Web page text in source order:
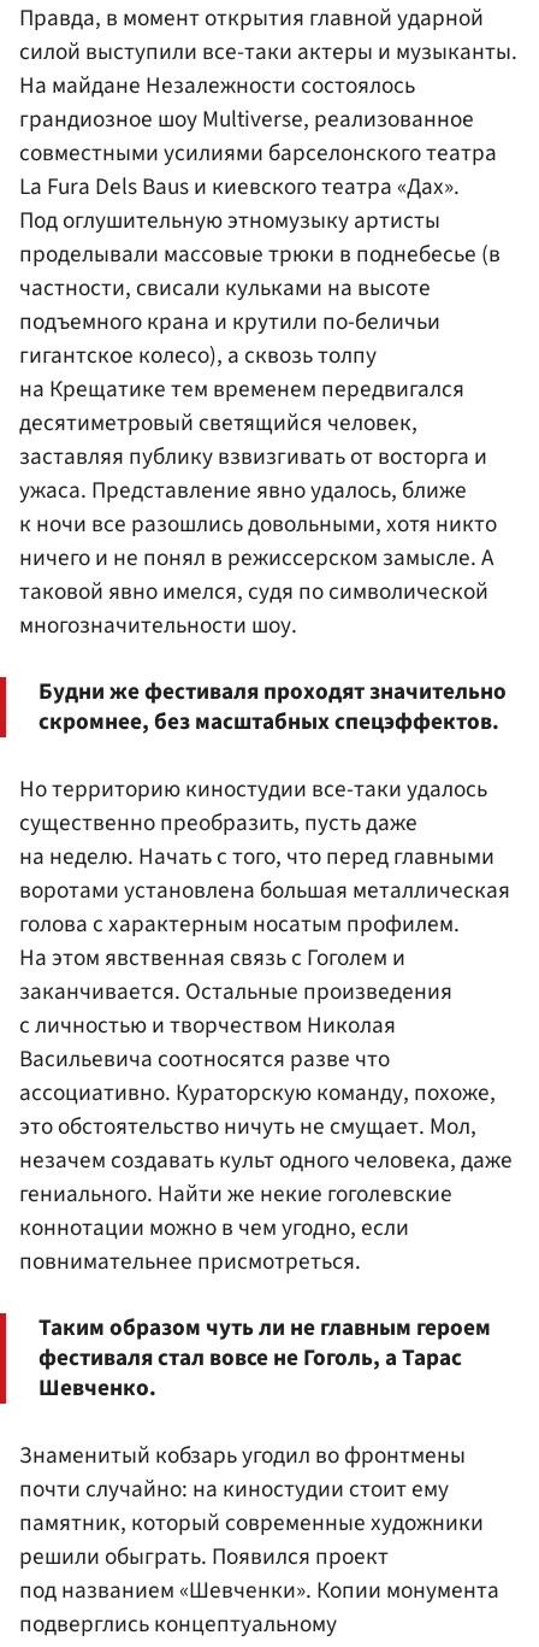
Правда, в момент открытия главной ударной
силой выступили все-таки актеры и музыканты.
На майдане Незалежности состоялось
грандиозное шоу Multiverse, реализованное
совместными усилиями барселонского театра
La Fura Dels Baus и киевского театра «Дах».
Под оглушительную этномузыку артисты
проделывали массовые трюки в поднебесье (в
частности, свисали кульками на высоте
подъемного крана и крутили по-беличьи
гигантское колесо), а сквозь толпу
на Крещатике тем временем передвигался
десятиметровый светящийся человек,
заставляя публику взвизгивать от восторга и
ужаса. Представление явно удалось, ближе
к ночи все разошлись довольными, хотя никто
ничего и не понял в режиссерском замысле. А
таковой явно имелся, судя по символической
многозначительности шоу.
Будни же фестиваля проходят значительно
скромнее, без масштабных спецэффектов.
Но территорию киностудии все-таки удалось
существенно преобразить, пусть даже
на неделю. Начать с того, что перед главными
воротами установлена большая металлическая
голова с характерным носатым профилем.
На этом явственная связь с Гоголем и
заканчивается. Остальные произведения
с личностью и творчеством Николая
Васильевича соотносятся разве что
ассоциативно. Кураторскую команду, похоже,
это обстоятельство ничуть не смущает. Мол,
незачем создавать культ одного человека, даже
гениального. Найти же некие гоголевские
коннотации можно в чем угодно, если
повнимательнее присмотреться.
Таким образом чуть ли не главным героем
фестиваля стал вовсе не Гоголь, а Тарас
Шевченко.
Знаменитый кобзарь угодил во фронтмены
почти случайно: на киностудии стоит ему
памятник, который современные художники
решили обыграть. Появился проект
под названием «Шевченки». Копии монумента
подверглись концептуальному